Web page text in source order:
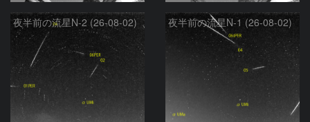
夜半前の流星N-2 (26-08-02) 夜半前の流星N-1 (26-08-02)